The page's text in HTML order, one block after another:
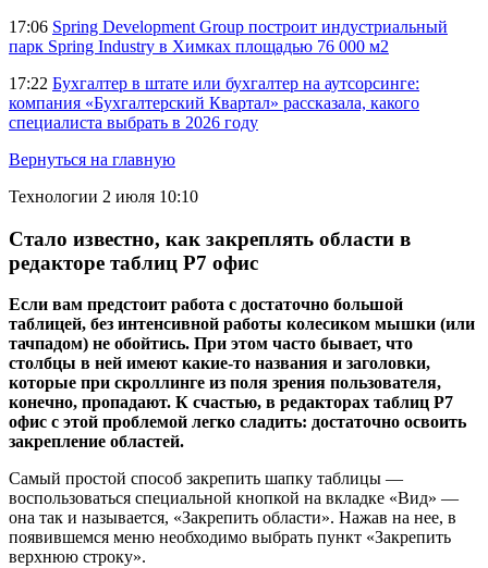
17:06 Spring Development Group построит индустриальный
парк Spring Industry в Химках площадью 76 000 м2
17:22 Бухгалтер в штате или бухгалтер на аутсорсинге:
компания «Бухгалтерский Квартал» рассказала, какого
специалиста выбрать в 2026 году
Вернуться на главную
Технологии 2 июля 10:10
Стало известно, как закреплять области в
редакторе таблиц Р7 офис
Если вам предстоит работа с достаточно большой
таблицей, без интенсивной работы колесиком мышки (или
тачпадом) не обойтись. При этом часто бывает, что
столбцы в ней имеют какие-то названия и заголовки,
которые при скроллинге из поля зрения пользователя,
конечно, пропадают. К счастью, в редакторах таблиц Р7
офис с этой проблемой легко сладить: достаточно освоить
закрепление областей.
Самый простой способ закрепить шапку таблицы —
воспользоваться специальной кнопкой на вкладке «Вид» —
она так и называется, «Закрепить области». Нажав на нее, в
появившемся меню необходимо выбрать пункт «Закрепить
верхнюю строку».